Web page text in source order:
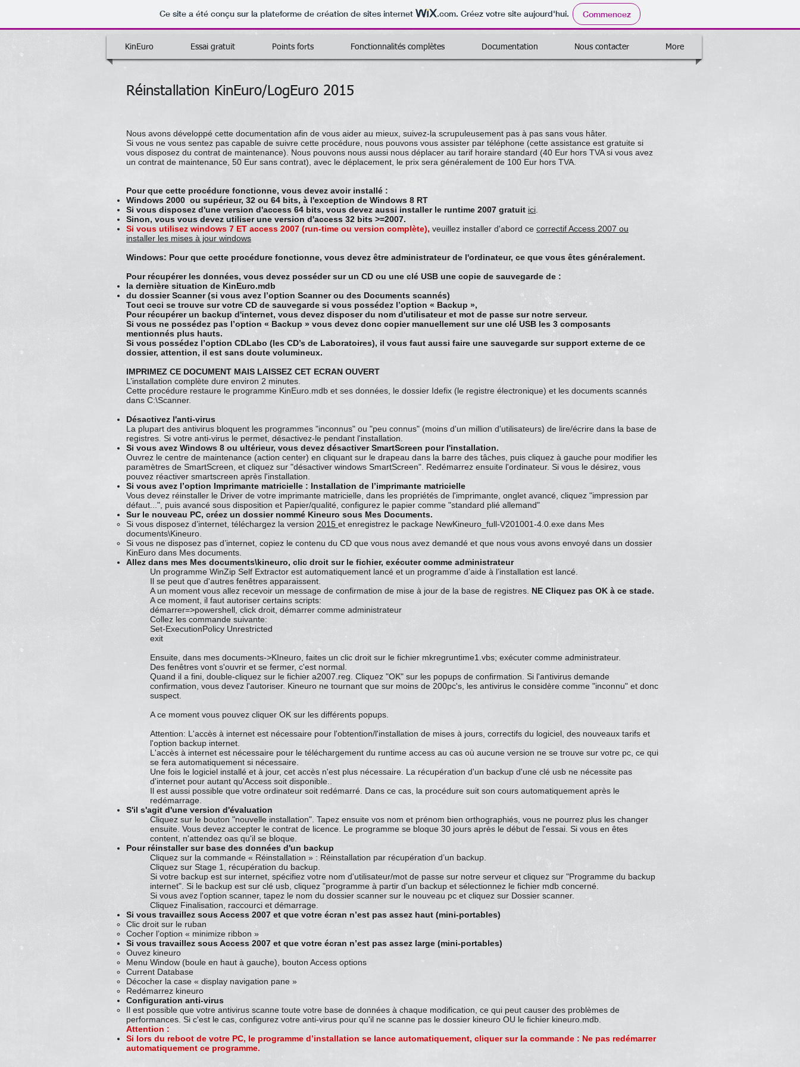
Ce site a été conçu sur la plateforme de création de sites internet .com. Créez votre site aujourd'hui. Commencez
KinEuro Essai gratuit Points forts Fonctionnalités complètes Documentation Nous contacter More
Réinstallation KinEuro/LogEuro 2015
Nous avons développé cette documentation afin de vous aider au mieux, suivez-la scrupuleusement pas à pas sans vous hâter.
Si vous ne vous sentez pas capable de suivre cette procédure, nous pouvons vous assister par téléphone (cette assistance est gratuite si
vous disposez du contrat de maintenance). Nous pouvons nous aussi nous déplacer au tarif horaire standard (40 Eur hors TVA si vous avez
un contrat de maintenance, 50 Eur sans contrat), avec le déplacement, le prix sera généralement de 100 Eur hors TVA.
Pour que cette procédure fonctionne, vous devez avoir installé :
Windows 2000 ou supérieur, 32 ou 64 bits, à l'exception de Windows 8 RT
Si vous disposez d'une version d'access 64 bits, vous devez aussi installer le runtime 2007 gratuit ici
Sinon, vous vous devez utiliser une version d'access 32 bits >=2007.
Si vous utilisez windows 7 ET access 2007 (run-time ou version complète), veuillez installer d'abord ce correctif Access 2007 ou
installer les mises à jour windows
Windows: Pour que cette procédure fonctionne, vous devez être administrateur de l'ordinateur, ce que vous êtes généralement.
Pour récupérer les données, vous devez posséder sur un CD ou une clé USB une copie de sauvegarde de :
la dernière situation de KinEuro.mdb
du dossier Scanner (si vous avez l’option Scanner ou des Documents scannés)
Tout ceci se trouve sur votre CD de sauvegarde si vous possédez l’option « Backup »,
Pour récupérer un backup d'internet, vous devez disposer du nom d'utilisateur et mot de passe sur notre serveur.
Si vous ne possédez pas l’option « Backup » vous devez donc copier manuellement sur une clé USB les 3 composants
mentionnés plus hauts.
Si vous possédez l’option CDLabo (les CD’s de Laboratoires), il vous faut aussi faire une sauvegarde sur support externe de ce
dossier, attention, il est sans doute volumineux.
IMPRIMEZ CE DOCUMENT MAIS LAISSEZ CET ECRAN OUVERT
L’installation complète dure environ 2 minutes.
Cette procédure restaure le programme KinEuro.mdb et ses données, le dossier Idefix (le registre électronique) et les documents scannés
dans C:\Scanner.
Désactivez l'anti-virus
La plupart des antivirus bloquent les programmes "inconnus" ou "peu connus" (moins d'un million d'utilisateurs) de lire/écrire dans la base de
registres. Si votre anti-virus le permet, désactivez-le pendant l'installation.
Si vous avez Windows 8 ou ultérieur, vous devez désactiver SmartScreen pour l'installation.
Ouvrez le centre de maintenance (action center) en cliquant sur le drapeau dans la barre des tâches, puis cliquez à gauche pour modifier les
paramètres de SmartScreen, et cliquez sur "désactiver windows SmartScreen". Redémarrez ensuite l'ordinateur. Si vous le désirez, vous
pouvez réactiver smartscreen après l'installation.
Si vous avez l’option Imprimante matricielle : Installation de l’imprimante matricielle
Vous devez réinstaller le Driver de votre imprimante matricielle, dans les propriétés de l'imprimante, onglet avancé, cliquez "impression par
défaut...", puis avancé sous disposition et Papier/qualité, configurez le papier comme "standard plié allemand"
Sur le nouveau PC, créez un dossier nommé Kineuro sous Mes Documents.
Si vous disposez d’internet, téléchargez la version 2015 et enregistrez le package NewKineuro_full-V201001-4.0.exe dans Mes
documents\Kineuro.
Si vous ne disposez pas d’internet, copiez le contenu du CD que vous nous avez demandé et que nous vous avons envoyé dans un dossier
KinEuro dans Mes documents.
Allez dans mes Mes documents\kineuro, clic droit sur le fichier, exécuter comme administrateur
Un programme WinZip Self Extractor est automatiquement lancé et un programme d’aide à l’installation est lancé.
Il se peut que d'autres fenêtres apparaissent.
A un moment vous allez recevoir un message de confirmation de mise à jour de la base de registres. NE Cliquez pas OK à ce stade.
A ce moment, il faut autoriser certains scripts:
démarrer=>powershell, click droit, démarrer comme administrateur
Collez les commande suivante:
Set-ExecutionPolicy Unrestricted
exit
Ensuite, dans mes documents->KIneuro, faites un clic droit sur le fichier mkregruntime1.vbs; exécuter comme administrateur.
Des fenêtres vont s'ouvrir et se fermer, c'est normal.
Quand il a fini, double-cliquez sur le fichier a2007.reg. Cliquez "OK" sur les popups de confirmation. Si l'antivirus demande
confirmation, vous devez l'autoriser. Kineuro ne tournant que sur moins de 200pc's, les antivirus le considère comme "inconnu" et donc
suspect.
A ce moment vous pouvez cliquer OK sur les différents popups.
Attention: L'accès à internet est nécessaire pour l'obtention/l'installation de mises à jours, correctifs du logiciel, des nouveaux tarifs et
l'option backup internet.
L'accès à internet est nécessaire pour le téléchargement du runtime access au cas où aucune version ne se trouve sur votre pc, ce qui
se fera automatiquement si nécessaire.
Une fois le logiciel installé et à jour, cet accès n'est plus nécessaire. La récupération d'un backup d'une clé usb ne nécessite pas
d'internet pour autant qu'Access soit disponible..
Il est aussi possible que votre ordinateur soit redémarré. Dans ce cas, la procédure suit son cours automatiquement après le
redémarrage.
S'il s'agit d'une version d'évaluation
Cliquez sur le bouton "nouvelle installation". Tapez ensuite vos nom et prénom bien orthographiés, vous ne pourrez plus les changer
ensuite. Vous devez accepter le contrat de licence. Le programme se bloque 30 jours après le début de l'essai. Si vous en êtes
content, n'attendez oas qu'il se bloque.
Pour réinstaller sur base des données d'un backup
Cliquez sur la commande « Réinstallation » : Réinstallation par récupération d’un backup.
Cliquez sur Stage 1, récupération du backup.
Si votre backup est sur internet, spécifiez votre nom d'utilisateur/mot de passe sur notre serveur et cliquez sur "Programme du backup
internet". Si le backup est sur clé usb, cliquez "programme à partir d'un backup et sélectionnez le fichier mdb concerné.
Si vous avez l'option scanner, tapez le nom du dossier scanner sur le nouveau pc et cliquez sur Dossier scanner.
Cliquez Finalisation, raccourci et démarrage.
Si vous travaillez sous Access 2007 et que votre écran n’est pas assez haut (mini-portables)
Clic droit sur le ruban
Cocher l’option « minimize ribbon »
Si vous travaillez sous Access 2007 et que votre écran n’est pas assez large (mini-portables)
Ouvez kineuro
Menu Window (boule en haut à gauche), bouton Access options
Current Database
Décocher la case « display navigation pane »
Redémarrez kineuro
Configuration anti-virus
Il est possible que votre antivirus scanne toute votre base de données à chaque modification, ce qui peut causer des problèmes de
performances. Si c'est le cas, configurez votre anti-virus pour qu'il ne scanne pas le dossier kineuro OU le fichier kineuro.mdb.
Attention :
Si lors du reboot de votre PC, le programme d’installation se lance automatiquement, cliquer sur la commande : Ne pas redémarrer
automatiquement ce programme.